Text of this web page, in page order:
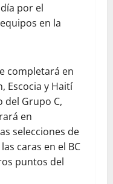
por el
en la
completará en
Escocia y Haití
del Grupo C,
en
selecciones de
caras en el BC
puntos del